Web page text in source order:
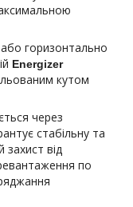
горизонтально
Energizer
кутом
через
стабільну та
захист від
по